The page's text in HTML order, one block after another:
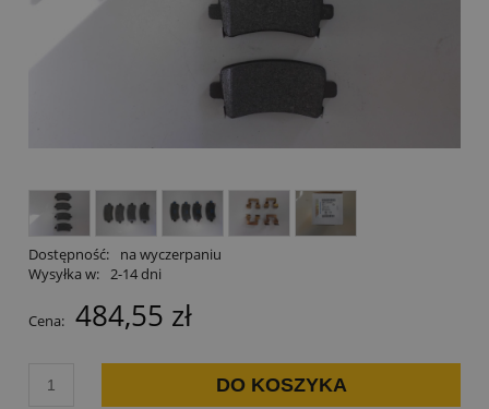
Dostępność:
na wyczerpaniu
Wysyłka w: 2-14 dni
Cena: 484,55 zł
DO KOSZYKA